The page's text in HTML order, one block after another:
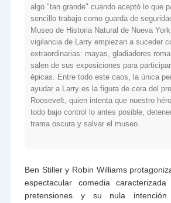
algo "tan grande" cuando aceptó lo que
sencillo trabajo como guarda de
Museo de Historia Natural de Nueva
vigilancia de Larry empiezan a suceder
extraordinarias: mayas, gladiadores
salen de sus exposiciones para
épicas. Entre todo este caos, la única
ayudar a Larry es la figura de cera del
Roosevelt, quien intenta que nuestro
todo bajo control lo antes posible,
trama oscura y salvar el museo.
Ben Stiller y Robin Williams
espectacular comedia
pretensiones y su nula